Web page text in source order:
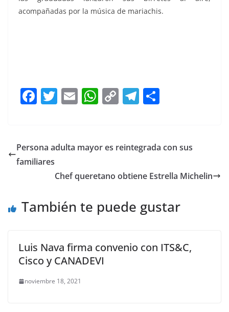
acompañadas por la música de mariachis.
F
e
b
k
T
er
E
l
W
s
p
C
y
n
T
gr
m
e
Persona adulta mayor es reintegrada con sus
familiares
Chef queretano obtiene Estrella Michelin
También te puede gustar
Luis Nava firma convenio con ITS&C,
Cisco y CANADEVI
noviembre 18, 2021